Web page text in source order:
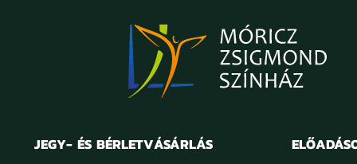
JEGY- ÉS BÉRLETVÁSÁRLÁS